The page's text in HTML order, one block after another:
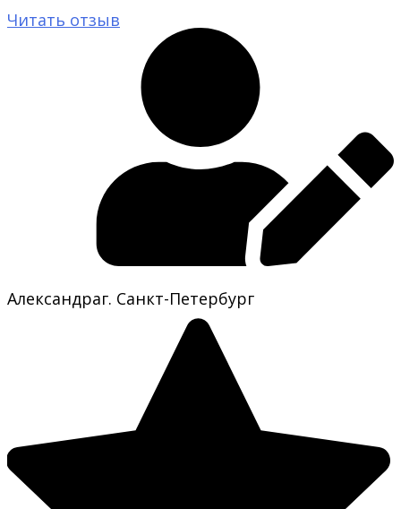
Читать отзыв
Александраг. Санкт-Петербург